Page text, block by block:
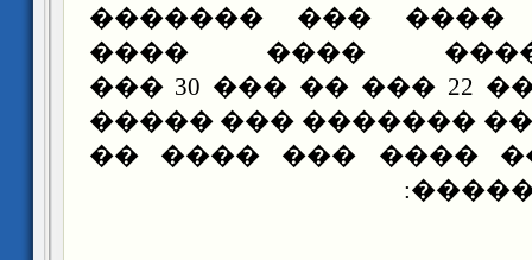
��� ����� ����
����� �����
��������� �� 22 ��� �� ��� 30 ���
�� �� �������
���� ������ ����
�����